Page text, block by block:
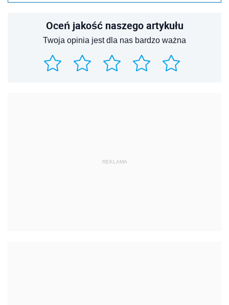
Oceń jakość naszego artykułu
Twoja opinia jest dla nas bardzo ważna
REKLAMA